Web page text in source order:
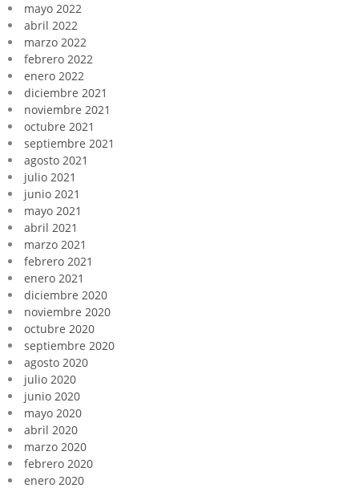
mayo 2022
abril 2022
marzo 2022
febrero 2022
enero 2022
diciembre 2021
noviembre 2021
octubre 2021
septiembre 2021
agosto 2021
julio 2021
junio 2021
mayo 2021
abril 2021
marzo 2021
febrero 2021
enero 2021
diciembre 2020
noviembre 2020
octubre 2020
septiembre 2020
agosto 2020
julio 2020
junio 2020
mayo 2020
abril 2020
marzo 2020
febrero 2020
enero 2020